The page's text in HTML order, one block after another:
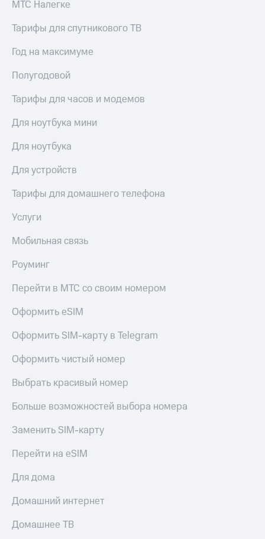
МТС Налегке
Тарифы для спутникового ТВ
Год на максимуме
Полугодовой
Тарифы для часов и модемов
Для ноутбука мини
Для ноутбука
Для устройств
Тарифы для домашнего телефона
Услуги
Мобильная связь
Роуминг
Перейти в МТС со своим номером
Оформить eSIM
Оформить SIM-карту в Telegram
Оформить чистый номер
Выбрать красивый номер
Больше возможностей выбора номера
Заменить SIM-карту
Перейти на eSIM
Для дома
Домашний интернет
Домашнее ТВ